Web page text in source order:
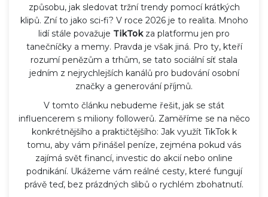
způsobu, jak sledovat tržní trendy pomocí krátkých
klipů. Zní to jako sci-fi? V roce 2026 je to realita. Mnoho
lidí stále považuje TikTokza platformu jen pro
tanečníčky a memy. Pravda je však jiná. Pro ty, kteří
rozumí penězům a trhům, se tato sociální síť stala
jedním z nejrychlejších kanálů pro budování osobní
značky a generování příjmů.
V tomto článku nebudeme řešit, jak se stát
influencerem s miliony followerů. Zaměříme se na něco
konkrétnějšího a praktičtějšího: Jak využít TikTok k
tomu, aby vám přinášel peníze, zejména pokud vás
zajímá svět financí, investic do akciínebo online
podnikání. Ukážeme vám reálné cesty, které fungují
právě teď, bez prázdných slibů o rychlém zbohatnutí.